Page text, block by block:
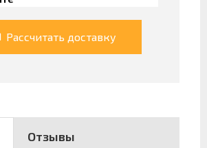
Рассчитать доставку
Отзывы